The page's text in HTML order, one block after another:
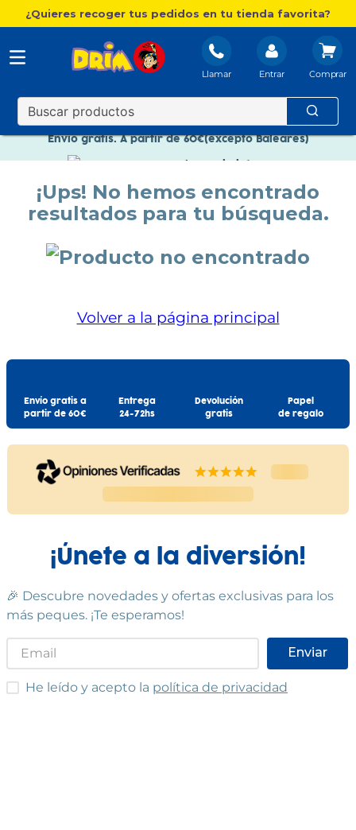
¿Quieres recoger tus pedidos en tu tienda favorita?
Llamar Entrar
Nuevo catálogo Aire Libre
Envío gratis. A partir de 60€(excepto Baleares)
Paga en 3 plazos sin intereses
Nuevo catálogo Aire Libre
Paga en 3 plazos sin intereses
¡Ups! No hemos encontrado
resultados para tu búsqueda.
Volver a la página principal
Envío gratis a
partir de 60€
Entrega
24-72hs
Devolución
gratis
Papel
de regalo
¡Únete a la diversión!
🎉 Descubre novedades y ofertas exclusivas para los
más peques. ¡Te esperamos!
Enviar
He leído y acepto las condiciones
He leído y acepto la política de privacidad